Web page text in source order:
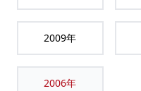
2009年
2006年